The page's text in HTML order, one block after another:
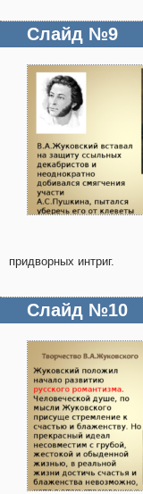
Слайд №9
придворных интриг.
Слайд №10